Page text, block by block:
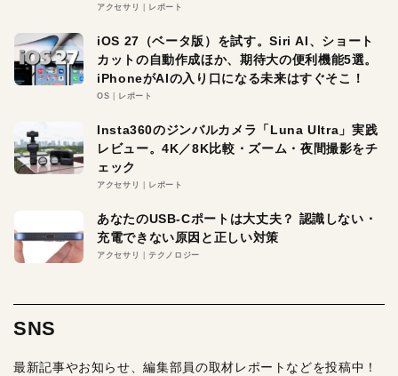
アクセサリ レポート
iOS 27（ベータ版）を試す。Siri AI、ショート
カットの自動作成ほか、期待大の便利機能5選。
iPhoneがAIの入り口になる未来はすぐそこ！
OS レポート
Insta360のジンバルカメラ「Luna Ultra」実践
レビュー。4K／8K比較・ズーム・夜間撮影をチ
ェック
アクセサリ レポート
あなたのUSB-Cポートは大丈夫？ 認識しない・
充電できない原因と正しい対策
アクセサリ テクノロジー
SNS
最新記事やお知らせ、編集部員の取材レポートなどを投稿中！